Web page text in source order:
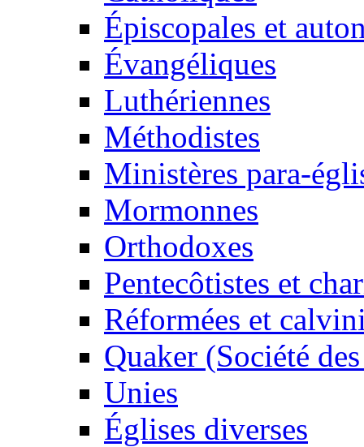
Épiscopales et
Évangéliques
Luthériennes
Méthodistes
Ministères para-
Mormonnes
Orthodoxes
Pentecôtistes et
Réformées et
Quaker (Société
Unies
Églises diverses